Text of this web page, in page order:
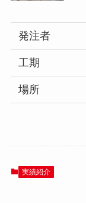
発注者
工期
場所
実績紹介